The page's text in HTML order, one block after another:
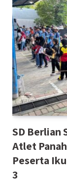
SD Berlian
Atlet
Peserta
3